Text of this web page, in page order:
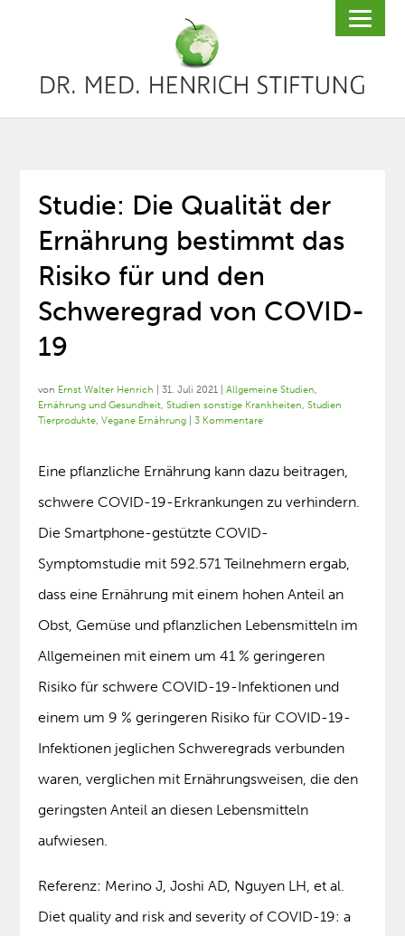
Studie: Die Qualität der
Ernährung bestimmt das
Risiko für und den
Schweregrad von COVID-
19
von Ernst Walter Henrich |31. Juli 2021 |Allgemeine Studien,
Ernährung und Gesundheit,Studien sonstige Krankheiten,Studien
Tierprodukte,Vegane Ernährung |3 Kommentare
Eine pflanzliche Ernährung kann dazu beitragen,
schwere COVID-19-Erkrankungen zu verhindern.
Die Smartphone-gestützte COVID-
Symptomstudie mit 592.571 Teilnehmern ergab,
dass eine Ernährung mit einem hohen Anteil an
Obst, Gemüse und pflanzlichen Lebensmitteln im
Allgemeinen mit einem um 41 % geringeren
Risiko für schwere COVID-19-Infektionen und
einem um 9 % geringeren Risiko für COVID-19-
Infektionen jeglichen Schweregrads verbunden
waren, verglichen mit Ernährungsweisen, die den
geringsten Anteil an diesen Lebensmitteln
aufwiesen.
Referenz: Merino J, Joshi AD, Nguyen LH, et al.
Diet quality and risk and severity of COVID-19: a